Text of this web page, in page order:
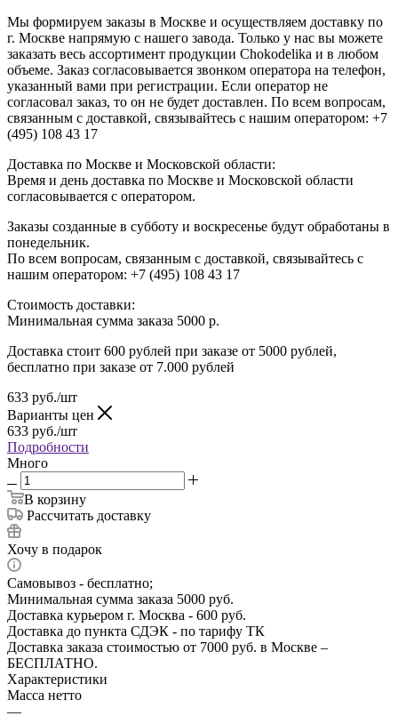
Мы формируем заказы в Москве и осуществляем доставку по
г. Москве напрямую с нашего завода. Только у нас вы можете
заказать весь ассортимент продукции Chokodelika и в любом
объеме. Заказ согласовывается звонком оператора на телефон,
указанный вами при регистрации. Если оператор не
согласовал заказ, то он не будет доставлен. По всем вопросам,
связанным с доставкой, связывайтесь с нашим оператором: +7
(495) 108 43 17
Доставка по Москве и Московской области:
Время и день доставка по Москве и Московской области
согласовывается с оператором.
Заказы созданные в субботу и воскресенье будут обработаны в
понедельник.
По всем вопросам, связанным с доставкой, связывайтесь с
нашим оператором: +7 (495) 108 43 17
Стоимость доставки:
Минимальная сумма заказа 5000 р.
Доставка стоит 600 рублей при заказе от 5000 рублей,
бесплатно при заказе от 7.000 рублей
633 руб./шт
Варианты цен
633 руб./шт
Подробности
Много
В корзину
Рассчитать доставку
Хочу в подарок
Самовывоз - бесплатно;
Минимальная сумма заказа 5000 руб.
Доставка курьером г. Москва - 600 руб.
Доставка до пункта СДЭК - по тарифу ТК
Доставка заказа стоимостью от 7000 руб. в Москве –
БЕСПЛАТНО.
Характеристики
Масса нетто
—